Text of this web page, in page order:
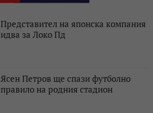
Представител на японска компания
идва за Локо Пд
Ясен Петров ще спази футболно
правило на родния стадион